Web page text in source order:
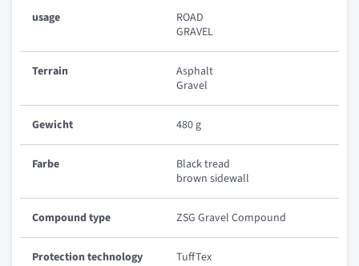
usage
ROAD
GRAVEL
Terrain
Asphalt
Gravel
Gewicht 480 g
Farbe
Black tread
brown sidewall
Compound type ZSG Gravel Compound
Protection technology TuffTex